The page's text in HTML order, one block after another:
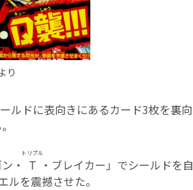
り
ルドに表向きにあるカード3枚を裏向
・ T
トリプル
・ブレイカー」でシールドを自
を震撼させた。